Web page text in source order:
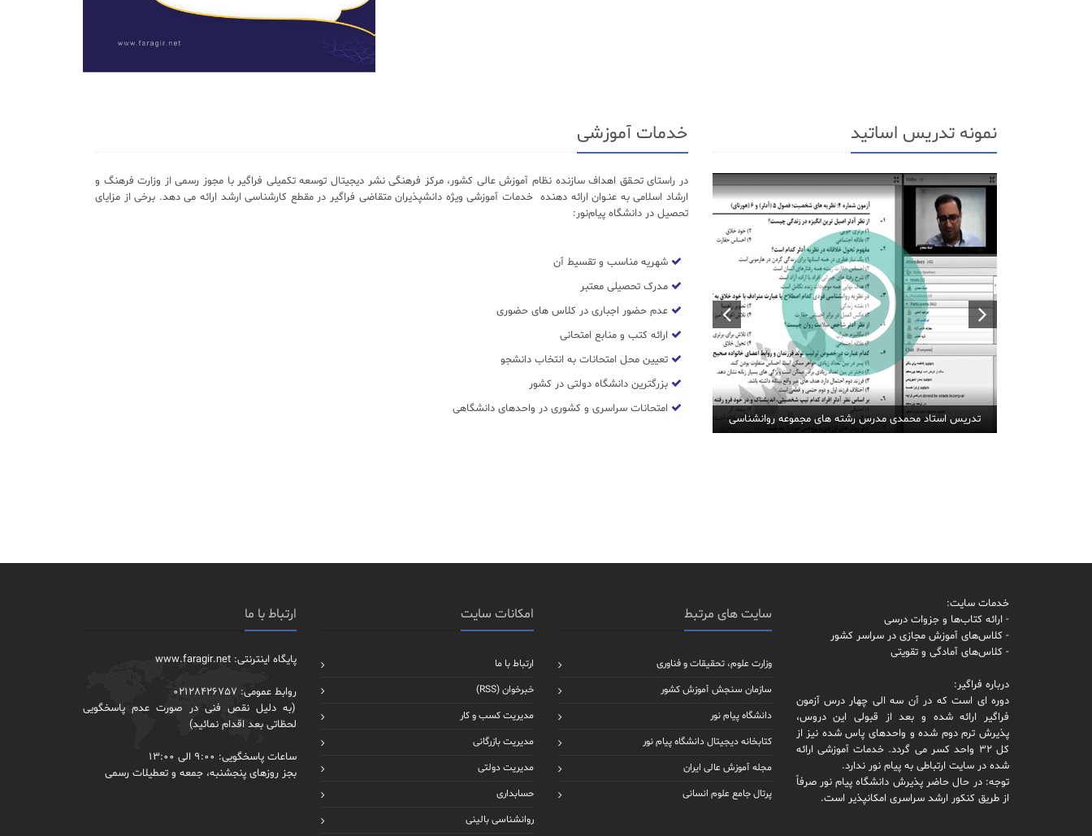
نمونه تدریس اساتید
تدریس استاد محمدی مدرس رشته های مجموعه روانشناسی
خدمات آموزشی
در راستای تحـقق اهداف سازنده نظام آموزش عالی کشور، مرکز فرهنگی نشر دیجیتال توسعه تکمیلی فراگیر با مجوز رسمی از وزارت فرهنگ و
ارشاد اسلامی به عنـوان ارائه دهنده خدمات آموزشی ویژه دانشپذیران متقاضی فراگیر در مقطع کارشناسی ارشد ارائه می دهد. برخی از مزایای
تحصیل در دانشگاه پیام‌نور:
شهریه مناسب و تقسیط آن
مدرک تحصیلی معتبر
عدم حضور اجباری در کلاس های حضوری
ارائه کتب و منابع امتحانی
تعیین محل امتحانات به انتخاب دانشجو
بزرگترین دانشگاه دولتی در کشور
امتحانات سراسری و کشوری در واحدهای دانشگاهی
خدمات سایت:
- ارائه کتاب‌ها و جزوات درسی
- کلاس‌های آموزش مجازی در سراسر کشور
- کلاس‌های آمادگی و تقویتی
درباره فراگیر:
دوره ای است که در آن سه الی چهار درس آزمون
فراگیر ارائه شده و بعد از قبولی این دروس،
پذیرش ترم دوم شده و واحدهای پاس شده نیز از
کل 32 واحد کسر می گردد. خدمات آموزشی ارائه
شده در سایت ارتباطی به پیام نور ندارد.
توجه: در حال حاضر پذیرش دانشگاه پیام نور صرفاً
از طریق کنکور ارشد سراسری امکانپذیر است.
سایت های مرتبط
وزارت علوم، تحقیقات و فناوری
سازمان سنجش آموزش کشور
دانشگاه پیام نور
کتابخانه دیجیتال دانشگاه پیام نور
مجله آموزش عالی ایران
پرتال جامع علوم انسانی
امکانات سایت
ارتباط با ما
خبرخوان (RSS)
مدیریت کسب و کار
مدیریت بازرگانی
مدیریت دولتی
حسابداری
روانشناسی بالینی
ارتباط با ما
پایگاه اینترنتی: www.faragir.net
روابط عمومی: 02128426757
(به دلیل نقص فنی در صورت عدم پاسخگویی
لحظاتی بعد اقدام نمائید)
ساعات پاسخگویی: 9:00 الی 13:00
بجز روزهای پنجشنبه، جمعه و تعطیلات رسمی